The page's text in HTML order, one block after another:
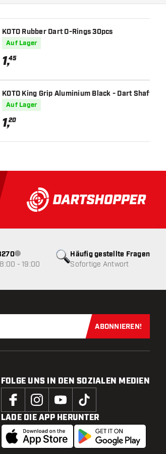
KOTO Rubber Dart O-Rings 30pcs
Auf Lager
1,45
KOTO King Grip Aluminium Black - Dart Shafts
Auf Lager
1,20
Produkte auf Lager, Versand
Häufig gestellte Fragen
Sofortige Antwort
Kundenservice nicht verfügbar
- 19:00
Jetzt für
ABONNIEREN!
FOLGE UNS IN DEN SOZIALEN MEDIEN
LADE DIE APP HERUNTER